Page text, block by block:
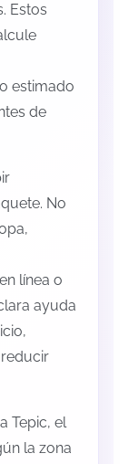
Estos
estimado
de
No
línea o
ayuda
Tepic, el
la zona